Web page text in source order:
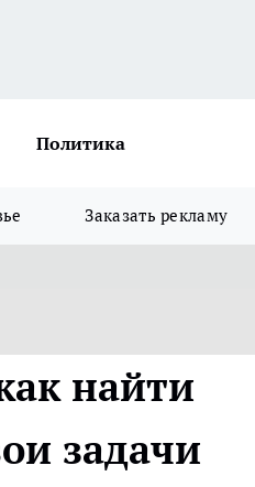
Политика
Заказать рекламу
найти
задачи